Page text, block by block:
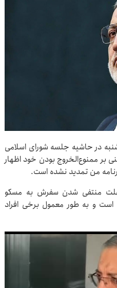
در حاشیه جلسه شورای اسلامی
بر ممنوع‌الخروج بودن خود اظهار
من تمدید نشده است.
علت منتفی شدن سفرش به مسکو
است و به طور معمول برخی افراد